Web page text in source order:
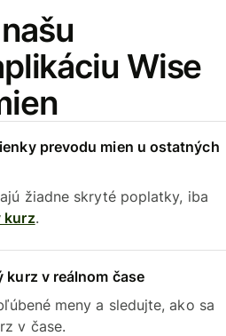
Wise
prevodu mien u ostatných
žiadne skryté poplatky, iba
kurz.
kurz v reálnom čase
meny a sledujte, ako sa
v čase.